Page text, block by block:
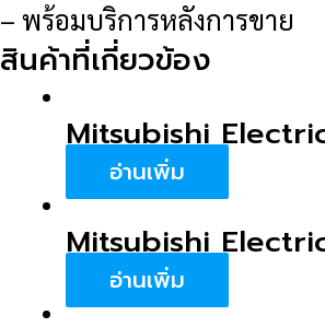
– พร้อมบริการหลังการขาย
สินค้าที่เกี่ยวข้อง
Mitsubishi
อ่านเพิ่ม
Mitsubishi
อ่านเพิ่ม